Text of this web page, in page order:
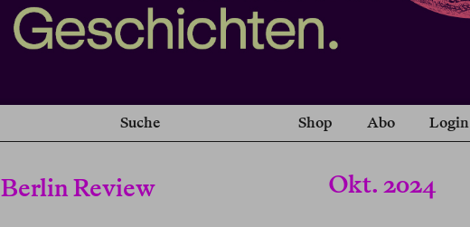
Suche Shop Abo Login
Berlin Review Okt. 2024